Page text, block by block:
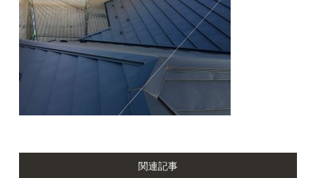
関連記事